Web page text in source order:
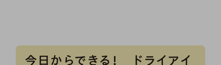
今日からできる！ ドライアイ